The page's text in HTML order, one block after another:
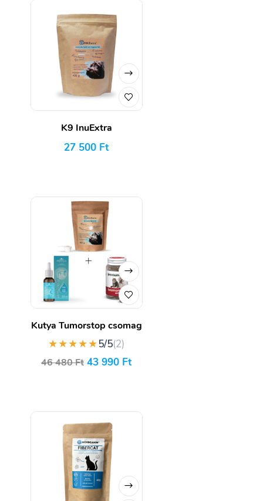
K9 InuExtra
27 500 Ft
Kutya Tumorstop csomag
★★★★★5/5(2)
46 480Ft 43 990 Ft